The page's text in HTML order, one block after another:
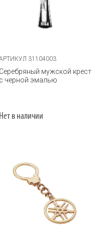
31104003
Серебряный мужской крест
с черной эмалью
Нет в наличии